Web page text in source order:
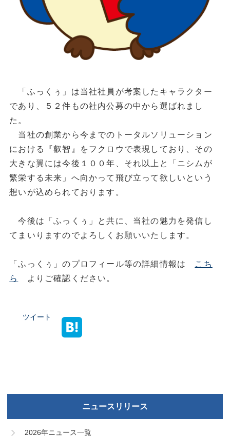
「ふっくぅ」は当社社員が考案したキャラクター
であり、５２件もの社内公募の中から選ばれまし
た。
当社の創業から今までのトータルソリューション
における『叡智』をフクロウで表現しており、その
大きな翼には今後１００年、それ以上と「ニシムが
繁栄する未来」へ向かって飛び立って欲しいという
想いが込められております。
今後は「ふっくぅ」と共に、当社の魅力を発信し
てまいりますのでよろしくお願いいたします。
「ふっくぅ」のプロフィール等の詳細情報は こち
ら
よりご確認ください。
ツイート
ニュースリリース
2026年ニュース一覧